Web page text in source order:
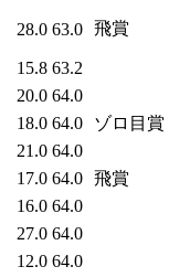
28.0 63.0 飛賞
15.8 63.2
20.0 64.0
18.0 64.0
ゾロ目賞
21.0 64.0
17.0 64.0 飛賞
16.0 64.0
27.0 64.0
12.0 64.0